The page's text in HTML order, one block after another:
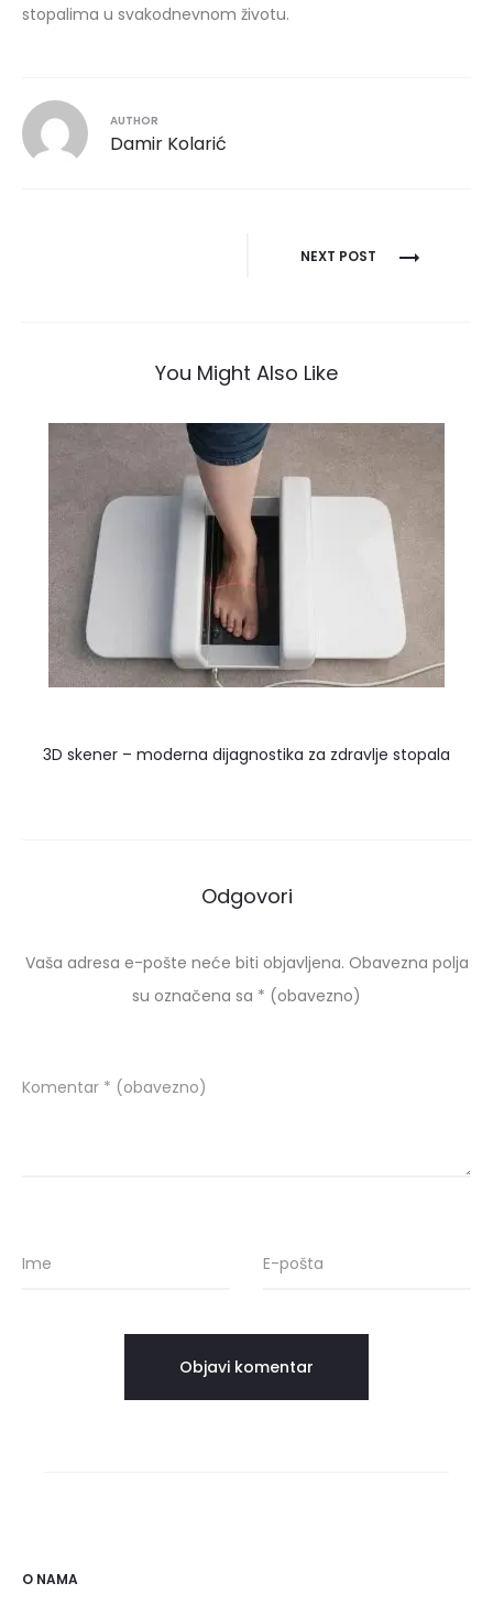
stopalima u svakodnevnom životu.
AUTHOR
Damir Kolarić
NEXT POST
You Might Also Like
3D skener – moderna dijagnostika za zdravlje stopala
Odgovori
Vaša adresa e-pošte neće biti objavljena. Obavezna polja
su označena sa * (obavezno)
Komentar * (obavezno)
Ime E-pošta
O NAMA